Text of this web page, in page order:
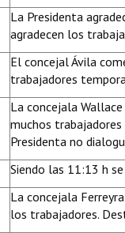
La Presidenta
agradecen los
El concejal Ávila
trabajadores
La concejala
muchos
Presidenta no
Siendo las 11:13 h
La concejala
los trabajadores.